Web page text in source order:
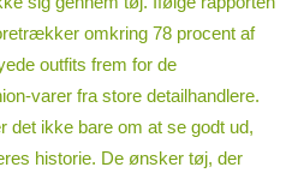
omkring 78 procent af
outfits frem for de
varer fra store detailhandlere.
det ikke bare om at se godt ud,
historie. De ønsker tøj, der